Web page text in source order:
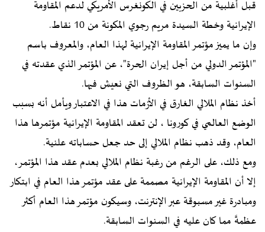
قبل أغلبية من الحزبين في الكونغرس الأمريكي لدعم المقاومة
الإيرانية وخطة السيدة مريم رجوي المكونة من 10 نقاط.
وإن ما يميز مؤتمر المقاومة الإيرانية لهذا العام، والمعروف باسم
"المؤتمر الدولي من أجل إيران الحرة"، عن المؤتمر الذي عقدته في
السنوات السابقة، هو الظروف التي نعيش فيها.
أخذ نظام الملالي الغارق في الأزمات هذا في الاعتبار ويأمل أنه بسبب
الوضع العالمي في كورونا ، لن تعقد المقاومة الإيرانية مؤتمرها هذا
العام، وقد ذهب نظام الملالي إلى حد جعل حساباته علنية.
ومع ذلك، على الرغم من رغبة نظام الملالي بعدم عقد هذا المؤتمر،
إلا أن المقاومة الإيرانية مصممة على عقد مؤتمر هذا العام في ابتكار
ومبادرة غير مسبوقة عبر الإنترنت، وسيكون مؤتمر هذا العام أكثر
عظمةً مما كان عليه في السنوات السابقة.